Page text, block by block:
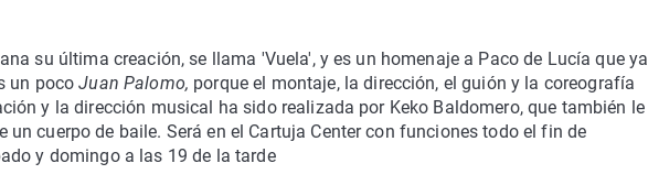
su última creación, se llama 'Vuela', y es un homenaje a Paco de Lucía que ya
un pocoJuan Palomo, porque el montaje, la dirección, el guión y la coreografía
y la dirección musical ha sido realizada por Keko Baldomero, que también le
cuerpo de baile. Será en el Cartuja Center con funciones todo el fin de
y domingo a las 19 de la tarde